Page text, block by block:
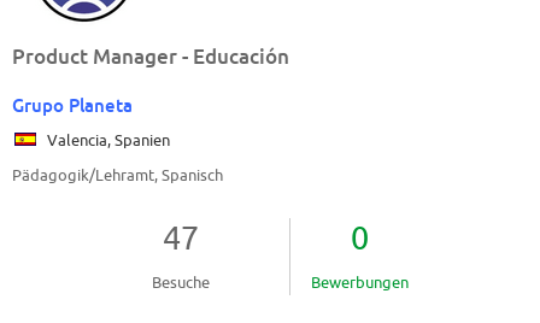
Product Manager - Educación
Grupo Planeta
Valencia, Spanien
Pädagogik/Lehramt, Spanisch
47
Besuche
0
Bewerbungen